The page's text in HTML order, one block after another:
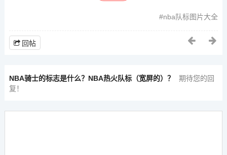
nba队标图片大全
回帖
NBA骑士的标志是什么？NBA热火队标（宽屏的）？
期待您的回
复！